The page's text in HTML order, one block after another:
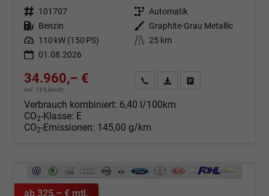
Fahrzeugnr. 101707 Getriebe Automatik
Kraftstoff Benzin Außenfarbe
Graphite-Grau Metallic
Leistung 110 kW (150 PS) Kilometerstand 25 km
01.08.2026
34.960,– €
incl. 19% MwSt.
Angebot anfordern
Fahrzeugexpose (PDF)
Verbrauch kombiniert: 6,40 l/100km
CO2-Klasse: E
CO2-Emissionen: 145,00 g/km
ab 325,– € mtl.